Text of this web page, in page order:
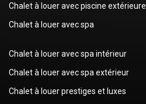
Chalet à louer avec piscine extérieure
Chalet à louer avec spa
Chalet à louer avec spa intérieur
Chalet à louer avec spa extérieur
Chalet à louer prestiges et luxes